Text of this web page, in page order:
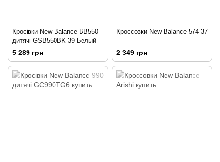
Кросівки New Balance BB550
дитячі GSB550BK 39 Белый
5 289 грн
Кроссовки New Balance 574 37
2 349 грн